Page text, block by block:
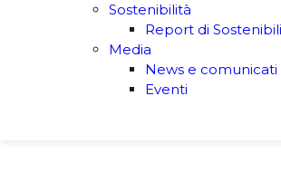
Sostenibilità
Report di
Media
News e comunicati
Eventi